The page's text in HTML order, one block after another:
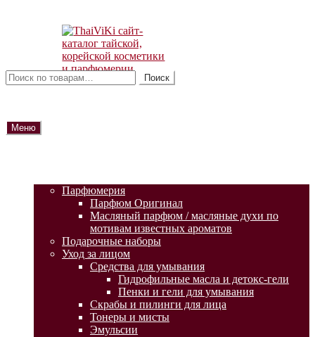
содержимому
Искать:
Поиск
Меню
Парфюмерия
Парфюм Оригинал
Масляный парфюм / масляные духи по
мотивам известных ароматов
Подарочные наборы
Уход за лицом
Средства для умывания
Гидрофильные масла и детокс-гели
Пенки и гели для умывания
Скрабы и пилинги для лица
Тонеры и мисты
Эмульсии